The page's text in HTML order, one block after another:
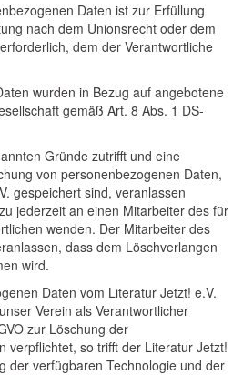
Daten ist zur Erfüllung
nach dem Unionsrecht oder dem
dem der Verantwortliche
wurden in Bezug auf angebotene
gemäß Art. 8 Abs. 1 DS-
Gründe zutrifft und eine
von personenbezogenen Daten,
gespeichert sind, veranlassen
jederzeit an einen Mitarbeiter des für
wenden. Der Mitarbeiter des
dass dem Löschverlangen
wird.
Daten vom Literatur Jetzt! e.V.
Verein als Verantwortlicher
zur Löschung der
verpflichtet, so trifft der Literatur Jetzt!
der verfügbaren Technologie und der